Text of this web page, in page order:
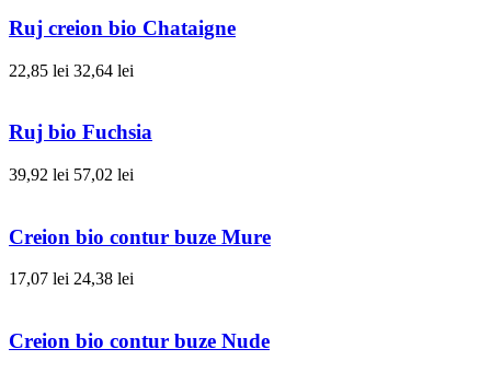
Ruj creion bio Chataigne
22,85 lei 32,64 lei
Ruj bio Fuchsia
39,92 lei 57,02 lei
Creion bio contur buze Mure
17,07 lei 24,38 lei
Creion bio contur buze Nude